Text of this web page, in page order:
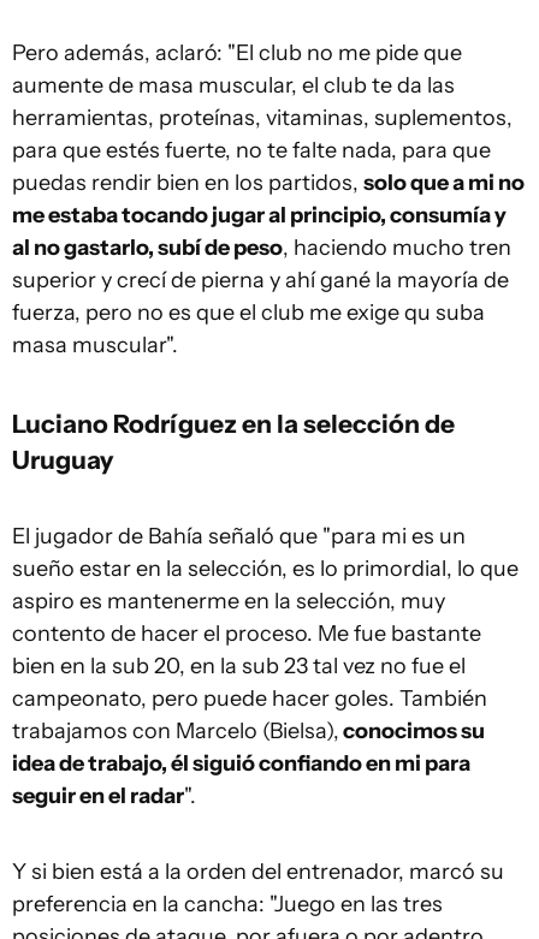
Pero además, aclaró: "El club no me pide que
aumente de masa muscular, el club te da las
herramientas, proteínas, vitaminas, suplementos,
para que estés fuerte, no te falte nada, para que
puedas rendir bien en los partidos, solo que a mi no
me estaba tocando jugar al principio, consumía y
al no gastarlo, subí de peso, haciendo mucho tren
superior y crecí de pierna y ahí gané la mayoría de
fuerza, pero no es que el club me exige qu suba
masa muscular".
Luciano Rodríguez en la selección de
Uruguay
El jugador de Bahía señaló que "para mi es un
sueño estar en la selección, es lo primordial, lo que
aspiro es mantenerme en la selección, muy
contento de hacer el proceso. Me fue bastante
bien en la sub 20, en la sub 23 tal vez no fue el
campeonato, pero puede hacer goles. También
trabajamos con Marcelo (Bielsa),conocimos su
idea de trabajo, él siguió confiando en mi para
seguir en el radar".
Y si bien está a la orden del entrenador, marcó su
preferencia en la cancha: "Juego en las tres